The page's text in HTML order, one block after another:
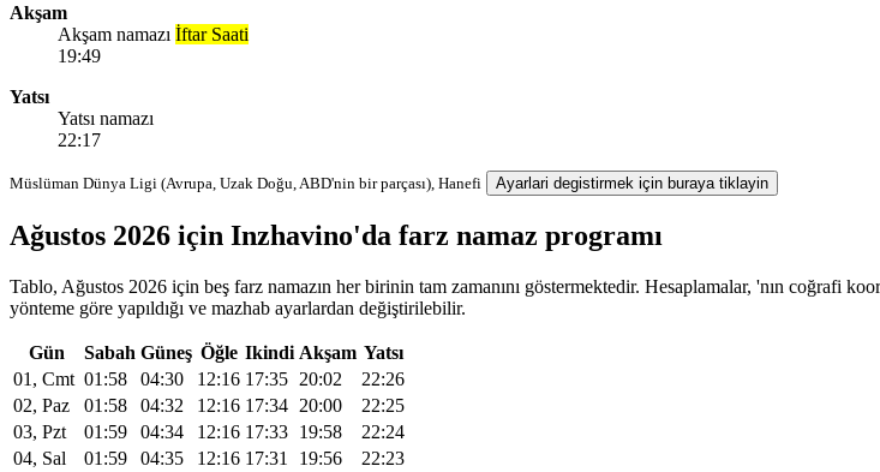
Akşam
Akşam namazı İftar Saati
19:49
Yatsı
Yatsı namazı
22:17
Müslüman Dünya Ligi (Avrupa, Uzak Doğu, ABD'nin bir parçası), Hanefi Ayarlari degistirmek için buraya tiklayin
Ağustos 2026 için Inzhavino'da farz namaz programı
Tablo, Ağustos 2026 için beş farz namazın her birinin tam zamanını göstermektedir. Hesaplamalar, 'nın coğrafi
yönteme göre yapıldığı ve mazhab ayarlardan değiştirilebilir.
Gün Sabah Güneş Öğle Ikindi Akşam Yatsı
01, Cmt 01:58 04:30 12:16 17:35 20:02
22:26
02, Paz
01:58 04:32 12:16 17:34 20:00
22:25
03, Pzt
01:59 04:34 12:16 17:33 19:58
22:24
04, Sal
01:59 04:35 12:16 17:31 19:56
22:23